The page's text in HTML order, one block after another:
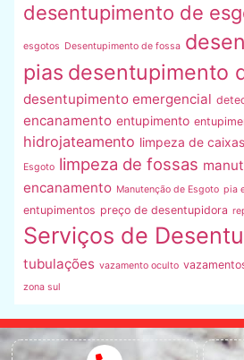
desentupimento de
esgotos Desentupimento de fossa
pias desentupimento
desentupimento emergencial
encanamento entupimento
hidrojateamento limpeza de
Esgoto limpeza de fossas
encanamento Manutenção de Esgoto pia
entupimentos preço de desentupidora
Serviços de
tubulações vazamento oculto
zona sul